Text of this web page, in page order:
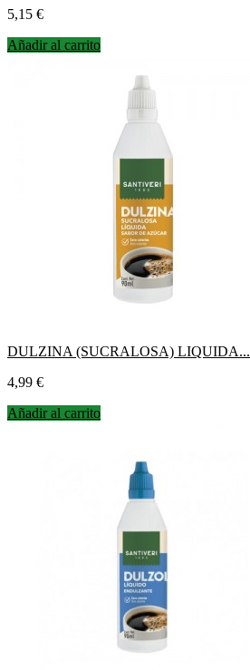
Precio
5,15 €
Añadir al carrito
DULZINA (SUCRALOSA) LIQUIDA...
Precio
4,99 €
Añadir al carrito